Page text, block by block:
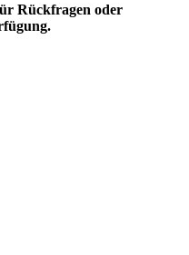
Rückfragen oder